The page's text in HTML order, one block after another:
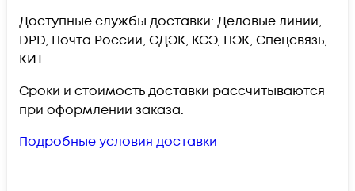
Доступные службы доставки: Деловые линии,
DPD, Почта России, СДЭК, КСЭ, ПЭК, Спецсвязь,
КИТ.
Сроки и стоимость доставки рассчитываются
при оформлении заказа.
Подробные условия доставки